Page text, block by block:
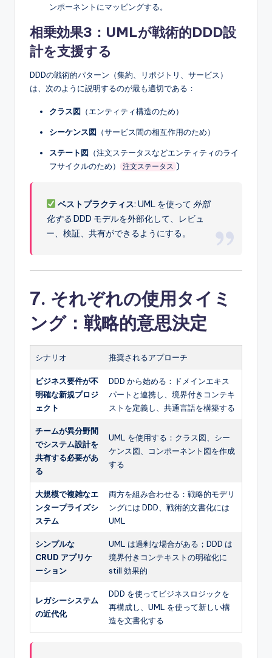
ンポーネントにマッピングする。
相乗効果3：UMLが戦術的DDD設
計を支援する
DDDの戦術的パターン（集約、リポジトリ、サービス）
は、次のように説明するのが最も適切である：
クラス図 （エンティティ構造のため）
シーケンス図 （サービス間の相互作用のため）
ステート図 （注文ステータスなどエンティティのライ
フサイクルのため）
注文ステータス )
ベストプラクティス: UML を使って 外部
化する DDD モデルを外部化して、レビュ
ー、検証、共有ができるようにする。
7. それぞれの使用タイミ
ング：戦略的意思決定
シナリオ 推奨されるアプローチ
ビジネス要件が不
明確な新規プロジ
ェクト
DDD から始める：ドメインエキス
パートと連携し、境界付きコンテキ
ストを定義し、共通言語を構築する
チームが異分野間
でシステム設計を
共有する必要があ
る
UML を使用する：クラス図、シー
ケンス図、コンポーネント図を作成
する
大規模で複雑なエ
ンタープライズシ
ステム
両方を組み合わせる：戦略的モデリ
ングには DDD、戦術的文書化には
UML
シンプルな
CRUD アプリケ
ーション
UML は過剰な場合がある；DDD は
境界付きコンテキストの明確化に
still 効果的
レガシーシステム
の近代化
DDD を使ってビジネスロジックを
再構成し、UML を使って新しい構
造を文書化する